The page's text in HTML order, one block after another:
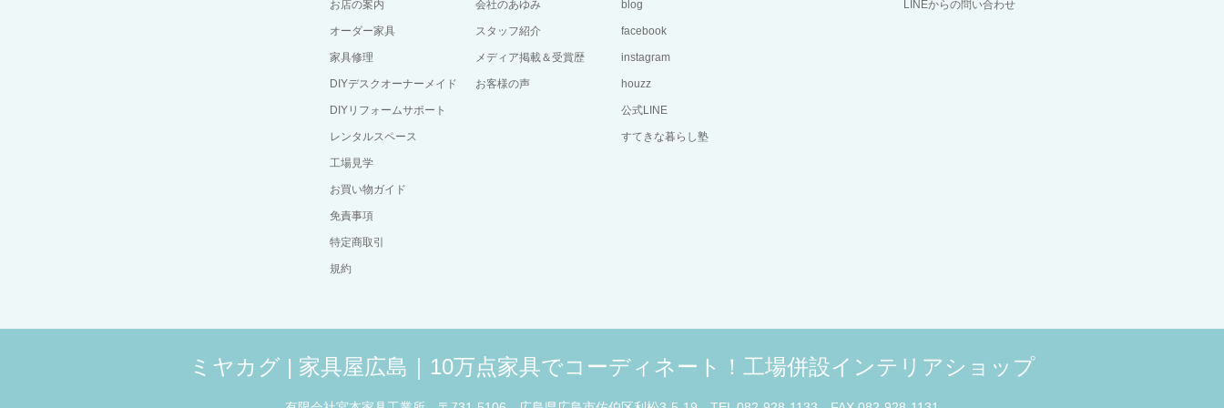
お店の案内
オーダー家具
家具修理
DIYデスクオーナーメイド
DIYリフォームサポート
レンタルスペース
工場見学
お買い物ガイド
免責事項
特定商取引
規約
会社のあゆみ
スタッフ紹介
メディア掲載＆受賞歴
お客様の声
blog
facebook
instagram
houzz
公式LINE
すてきな暮らし塾
LINEからの問い合わせ
ミヤカグ | 家具屋広島｜10万点家具でコーディネート！工場併設インテリアショップ